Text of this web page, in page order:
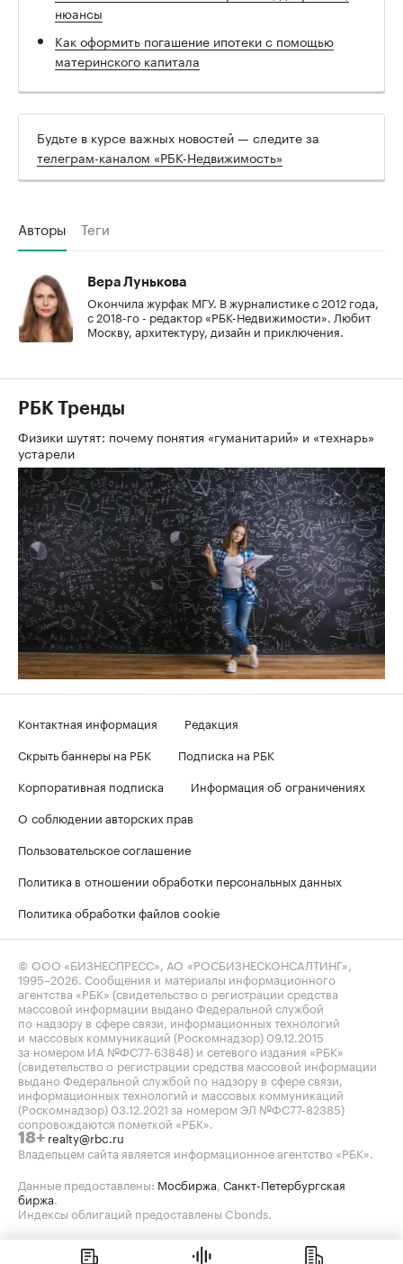
нюансы
Как оформить погашение ипотеки с помощью
материнского капитала
Будьте в курсе важных новостей — следите за
телеграм-каналом «РБК-Недвижимость»
Авторы Теги
Вера Лунькова
Окончила журфак МГУ. В журналистике с 2012 года,
с 2018-го - редактор «РБК-Недвижимости». Любит
Москву, архитектуру, дизайн и приключения.
РБК Тренды
Физики шутят: почему понятия «гуманитарий» и «технарь»
устарели
Контактная информация
Редакция
Скрыть баннеры на РБК
Подписка на РБК
Корпоративная подписка
Информация об ограничениях
О соблюдении авторских прав
Пользовательское соглашение
Политика в отношении обработки персональных данных
Политика обработки файлов cookie
© ООО «БИЗНЕСПРЕСС», АО «РОСБИЗНЕСКОНСАЛТИНГ»,
1995–2026 . Сообщения и материалы информационного
агентства «РБК» (свидетельство о регистрации средства
массовой информации выдано Федеральной службой
по надзору в сфере связи, информационных технологий
и массовых коммуникаций (Роскомнадзор) 09.12.2015
за номером ИА №ФС77-63848) и сетевого издания «РБК»
(свидетельство о регистрации средства массовой информации
выдано Федеральной службой по надзору в сфере связи,
информационных технологий и массовых коммуникаций
(Роскомнадзор) 03.12.2021 за номером ЭЛ №ФС77-82385)
сопровождаются пометкой «РБК».
18+ realty@rbc.ru
Владельцем сайта является информационное агентство «РБК».
Данные предоставлены: Мосбиржа Санкт-Петербургская
биржа
Индексы облигаций предоставлены Cbonds.